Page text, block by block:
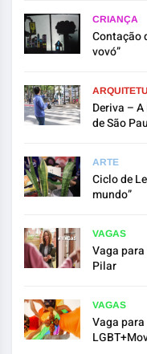
CRIANÇA
Contação
vovó”
Deriva –
de São
ARTE
Ciclo de
mundo”
VAGAS
Vaga
Pilar
VAGAS
Vaga